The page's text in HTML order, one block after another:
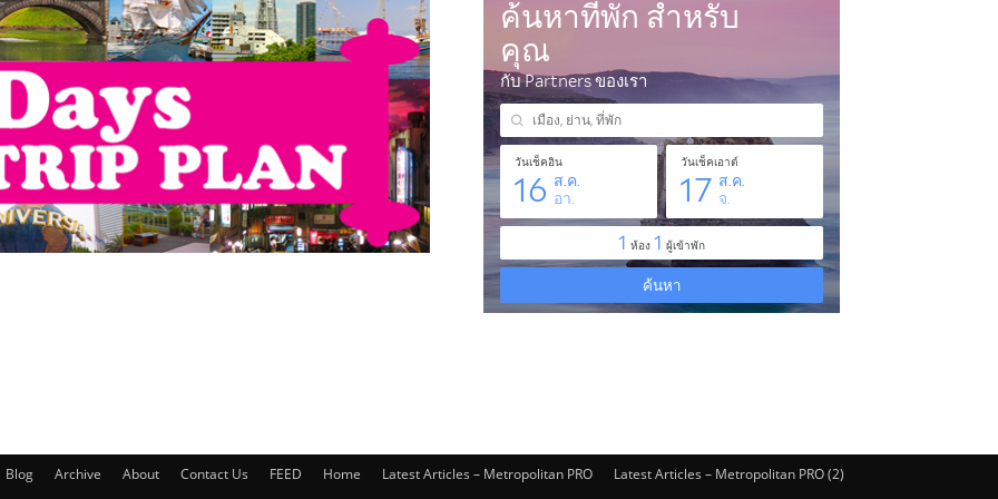
Blog Archive About Contact Us FEED Home Latest Articles – Metropolitan PRO Latest Articles – Metropolitan PRO (2)